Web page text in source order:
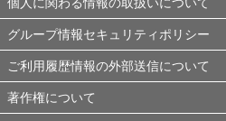
グループ情報セキュリティポリシー
ご利用履歴情報の外部送信について
著作権について